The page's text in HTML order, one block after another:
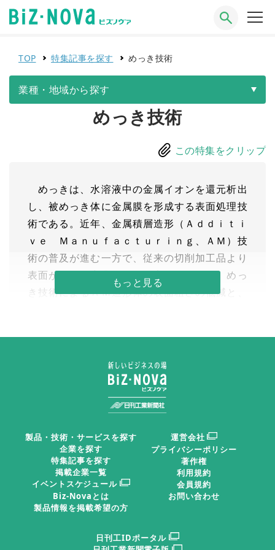
TOP 特集記事を探す めっき技術
業種・地域から探す
めっき技術
この特集をクリップ
めっきは、水溶液中の金属イオンを還元析出
し、被めっき体に金属膜を形成する表面処理技
術である。近年、金属積層造形（Ａｄｄｉｔｉ
ｖｅ Ｍａｎｕｆａｃｔｕｒｉｎｇ、ＡＭ）技
術の普及が進む一方で、従来の切削加工品より
表面が粗く、産業用途が限定されている。めっ
き技術によるＡＭ造形体の表面粗さの低減と、
日刊工業新聞2026年06月26日 掲載
複雑ＡＭ造形体の実用化に向けた表
面処理技術の取り組み
【執筆】兵庫県立工業技術センター 研究員 山田 直輝
／課長 山口 篤
ＡＭ造形体表面の凹凸・欠陥への課題
製品・技術・サービスを探す
企業を探す
特集記事を探す
掲載企業一覧
イベントスケジュール
Biz-Novaとは
製品情報を掲載希望の方
運営会社
プライバシーポリシー
著作権
利用規約
会員規約
お問い合わせ
日刊工IDポータル